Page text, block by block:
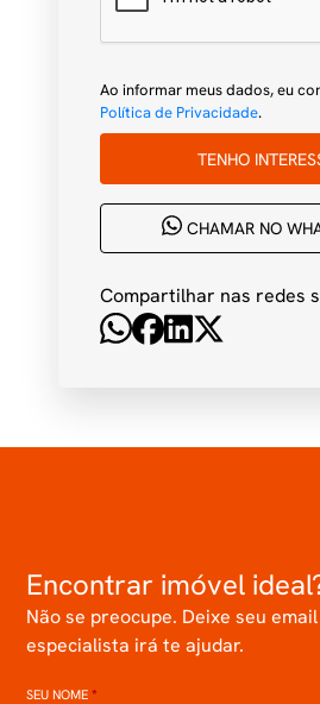
Ao informar meus dados, eu
Política de Privacidade.
TENHO
CHAMAR NO
Compartilhar nas redes
Encontrar imóvel
Não se preocupe. Deixe seu
especialista irá te ajudar.
SEU NOME*